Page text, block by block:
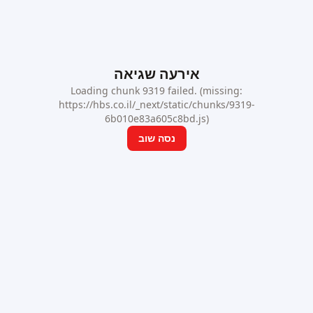
אירעה שגיאה
Loading chunk 9319 failed. (missing:
https://hbs.co.il/_next/static/chunks/9319-
6b010e83a605c8bd.js)